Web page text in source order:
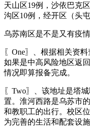
天山区19例，沙依巴克
沟区10例，经开区（头屯
乌苏南区是不是又有疫
〖One〗、根据相关资
如果是中高风险地区返
情况即算报备完成。
〖Two〗、该地址是塔
置。淮河西路是乌苏市
和教职工的出行。校区
为完善的生活和配套设